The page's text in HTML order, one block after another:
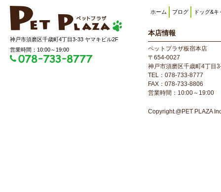
神戸市須磨区千歳町4丁目3-33 ヤマキビル2F
営業時間：10:00～19:00
ホーム ブログ ドッグ&キ
本店情報
ペットプラザ板宿本店
〒654-0027
神戸市須磨区千歳町4丁目
TEL：078-733-8777
FAX：078-733-8806
営業時間：10:00～19:00
Copyright.@PET PLAZA